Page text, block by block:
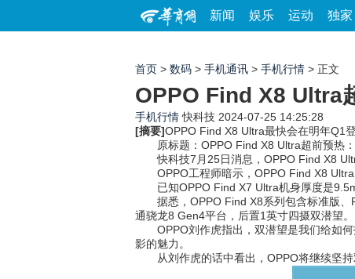
新闻 娱乐 运动 独家
首页 > 数码 > 手机通讯 > 手机行情 > 正文
OPPO Find X8 Ultra
手机行情 快科技 2024-07-25 14:25:28
[摘要]OPPO Find X8 Ultra最快会在明年Q1
原标题：OPPO Find X8 Ultra超前预热：
快科技7月25日消息，OPPO Find X8
OPPO工程师暗示，OPPO Find X8 Ultra
已知OPPO Find X7 Ultra机身厚度是
据悉，OPPO Find X8系列包含标准版、
通骁龙8 Gen4平台，后置1英寸四摄双潜望。
OPPO刘作虎指出，双潜望是我们给如何
影的魅力。
从刘作虎的话中看出，OPPO将继续坚持